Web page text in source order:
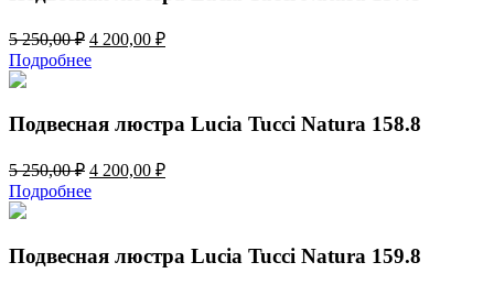
5 250,00₽ Первоначальная
цена
составляла
250,00 ₽.
4 200,00 ₽Текущая
Подробнее
Подвесная люстра Lucia Tucci Natura 158.8
5 250,00₽ Первоначальная
цена
составляла
4 200,00 ₽Текущая
Подробнее
Подвесная люстра Lucia Tucci Natura 159.8